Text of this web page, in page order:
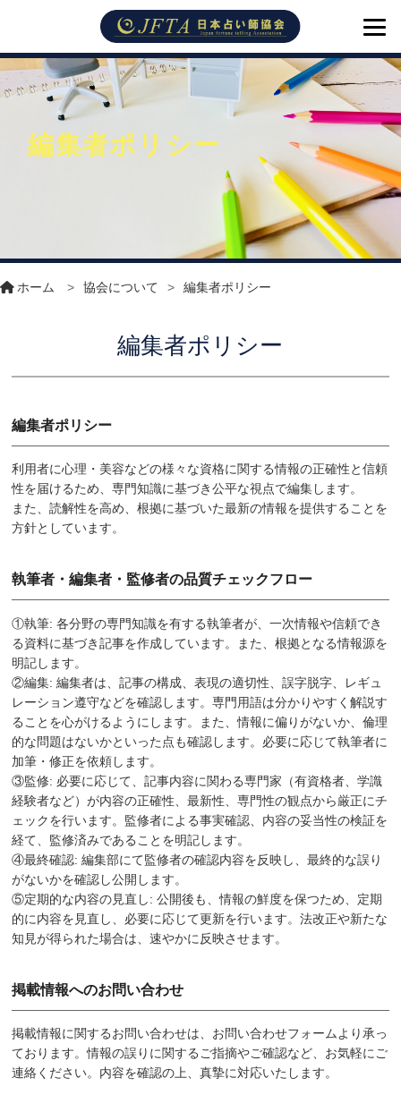
編集者ポリシー
ホーム > 協会について > 編集者ポリシー
編集者ポリシー
編集者ポリシー
利用者に心理・美容などの様々な資格に関する情報の正確性と信頼
性を届けるため、専門知識に基づき公平な視点で編集します。
また、読解性を高め、根拠に基づいた最新の情報を提供することを
方針としています。
執筆者・編集者・監修者の品質チェックフロー
①執筆: 各分野の専門知識を有する執筆者が、一次情報や信頼でき
る資料に基づき記事を作成しています。また、根拠となる情報源を
明記します。
②編集: 編集者は、記事の構成、表現の適切性、誤字脱字、レギュ
レーション遵守などを確認します。専門用語は分かりやすく解説す
ることを心がけるようにします。また、情報に偏りがないか、倫理
的な問題はないかといった点も確認します。必要に応じて執筆者に
加筆・修正を依頼します。
③監修: 必要に応じて、記事内容に関わる専門家（有資格者、学識
経験者など）が内容の正確性、最新性、専門性の観点から厳正にチ
ェックを行います。監修者による事実確認、内容の妥当性の検証を
経て、監修済みであることを明記します。
④最終確認: 編集部にて監修者の確認内容を反映し、最終的な誤り
がないかを確認し公開します。
⑤定期的な内容の見直し: 公開後も、情報の鮮度を保つため、定期
的に内容を見直し、必要に応じて更新を行います。法改正や新たな
知見が得られた場合は、速やかに反映させます。
掲載情報へのお問い合わせ
掲載情報に関するお問い合わせは、お問い合わせフォームより承っ
ております。情報の誤りに関するご指摘やご確認など、お気軽にご
連絡ください。内容を確認の上、真摯に対応いたします。